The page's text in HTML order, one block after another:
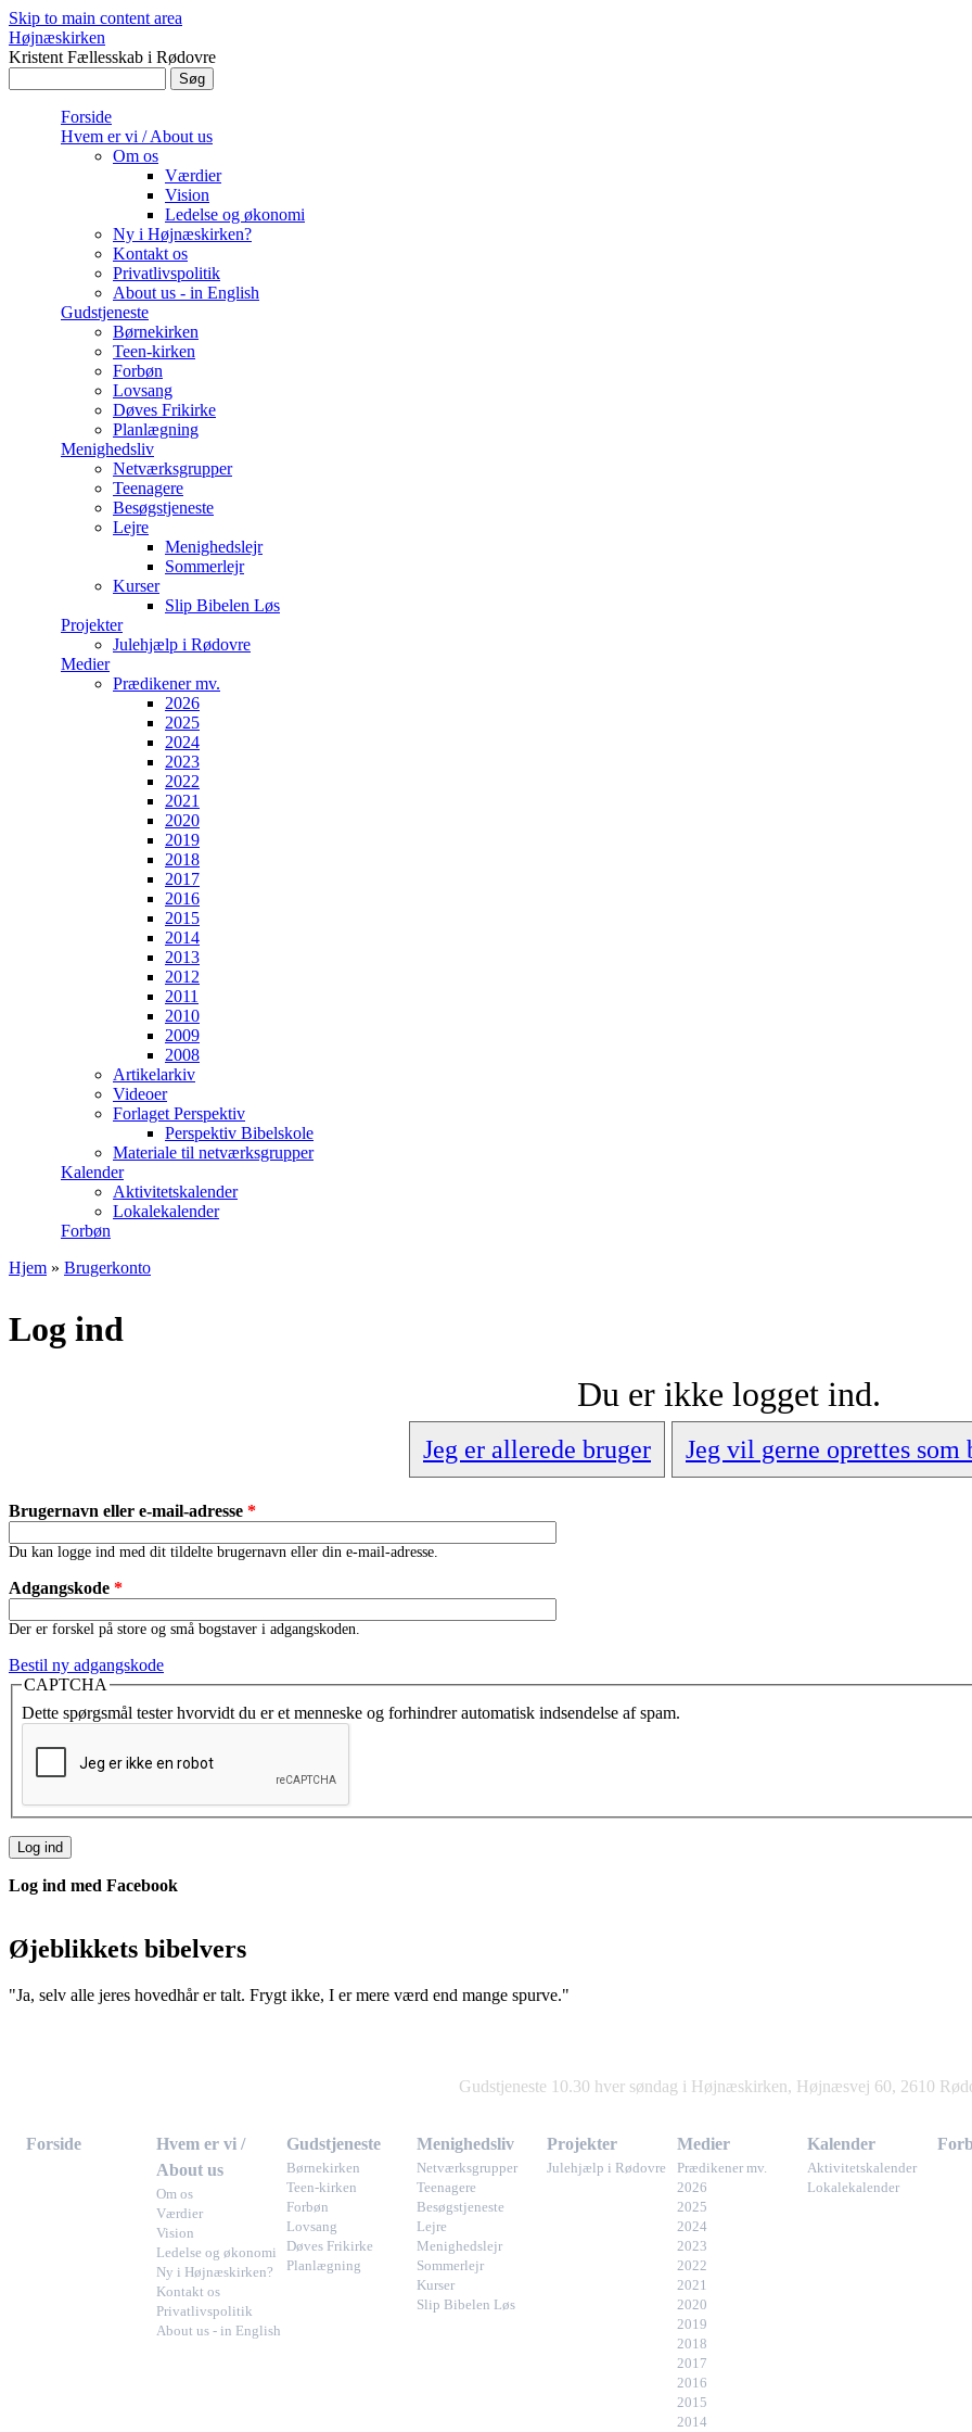
Skip to main content area
Højnæskirken
Kristent Fællesskab i Rødovre
Forside
Hvem er vi / About us
Om os
Værdier
Vision
Ledelse og økonomi
Ny i Højnæskirken?
Kontakt os
Privatlivspolitik
About us - in English
Gudstjeneste
Børnekirken
Teen-kirken
Forbøn
Lovsang
Døves Frikirke
Planlægning
Menighedsliv
Netværksgrupper
Teenagere
Besøgstjeneste
Lejre
Menighedslejr
Sommerlejr
Kurser
Slip Bibelen Løs
Projekter
Julehjælp i Rødovre
Medier
Prædikener mv.
2026
2025
2024
2023
2022
2021
2020
2019
2018
2017
2016
2015
2014
2013
2012
2011
2010
2009
2008
Artikelarkiv
Videoer
Forlaget Perspektiv
Perspektiv Bibelskole
Materiale til netværksgrupper
Kalender
Aktivitetskalender
Lokalekalender
Forbøn
Hjem » Brugerkonto
Log ind
Du er ikke logget ind.
Jeg er allerede bruger Jeg vil gerne oprettes som
Brugernavn eller e-mail-adresse *
Du kan logge ind med dit tildelte brugernavn eller din e-mail-adresse.
Adgangskode *
Der er forskel på store og små bogstaver i adgangskoden.
Bestil ny adgangskode
CAPTCHA
Dette spørgsmål tester hvorvidt du er et menneske og forhindrer automatisk indsendelse af spam.
Log ind med Facebook
Øjeblikkets bibelvers
"Ja, selv alle jeres hovedhår er talt. Frygt ikke, I er mere værd end mange spurve."
Gudstjeneste 10.30 hver søndag i Højnæskirken, Højnæsvej 60, 2610
Forside
Hvem er vi /
About us
Om os
Værdier
Vision
Ledelse og økonomi
Ny i Højnæskirken?
Kontakt os
Privatlivspolitik
About us - in English
Gudstjeneste
Børnekirken
Teen-kirken
Forbøn
Lovsang
Døves Frikirke
Planlægning
Menighedsliv
Netværksgrupper
Teenagere
Besøgstjeneste
Lejre
Menighedslejr
Sommerlejr
Kurser
Slip Bibelen Løs
Projekter
Julehjælp i Rødovre
Medier
Prædikener mv.
2026
2025
2024
2023
2022
2021
2020
2019
2018
2017
2016
2015
2014
Kalender
Aktivitetskalender
Lokalekalender